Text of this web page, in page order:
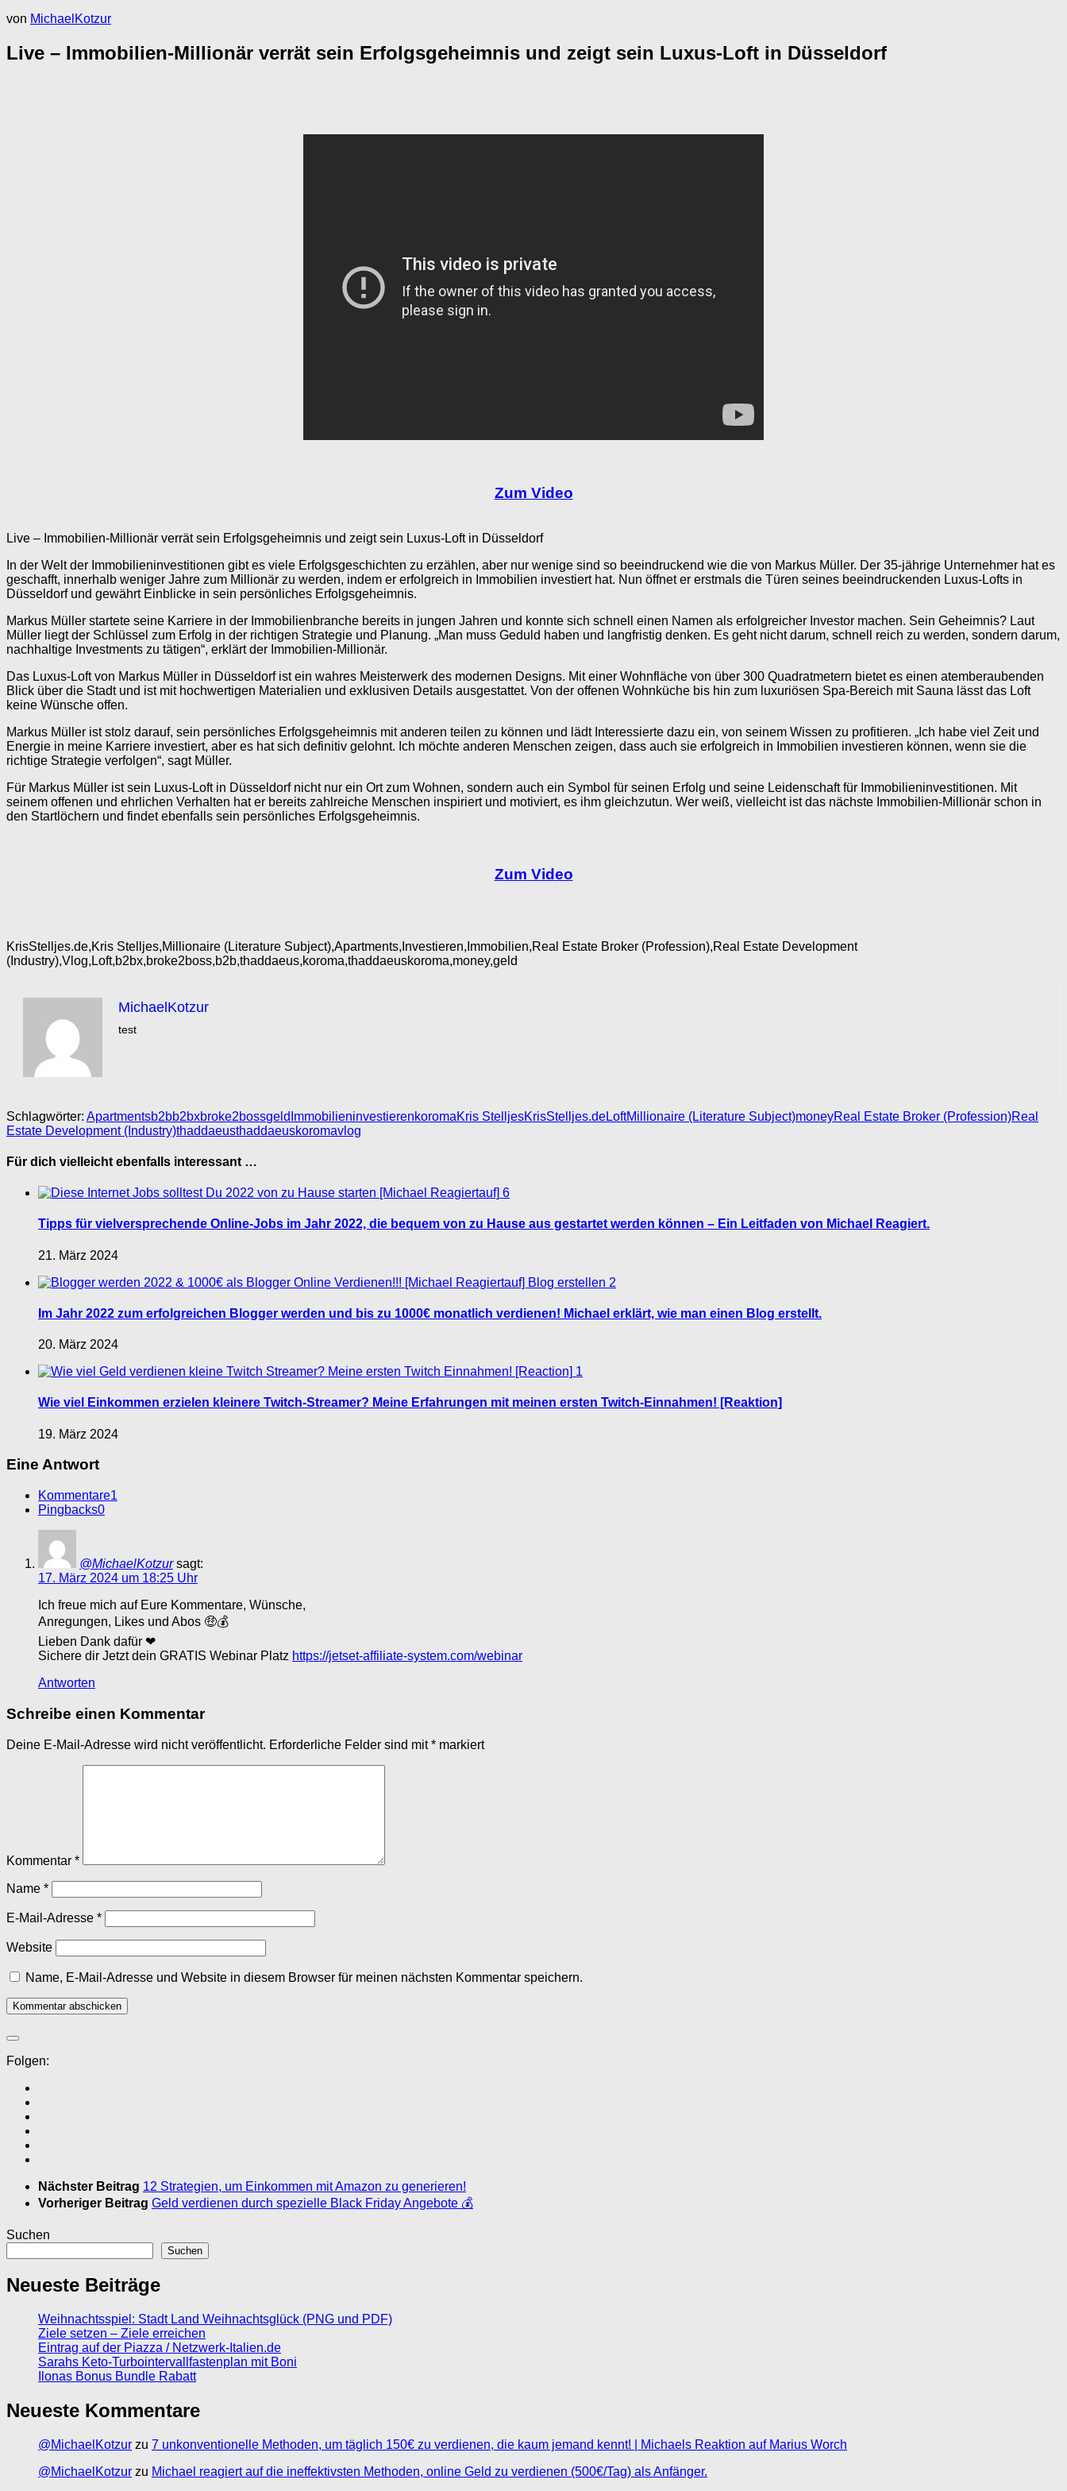
von MichaelKotzur
Live – Immobilien-Millionär verrät sein Erfolgsgeheimnis und zeigt sein Luxus-Loft in Düsseldorf
Zum Video
Live – Immobilien-Millionär verrät sein Erfolgsgeheimnis und zeigt sein Luxus-Loft in Düsseldorf
In der Welt der Immobilieninvestitionen gibt es viele Erfolgsgeschichten zu erzählen, aber nur wenige sind so beeindruckend wie die von Markus Müller. Der 35-jährige Unternehmer hat es
geschafft, innerhalb weniger Jahre zum Millionär zu werden, indem er erfolgreich in Immobilien investiert hat. Nun öffnet er erstmals die Türen seines beeindruckenden Luxus-Lofts in
Düsseldorf und gewährt Einblicke in sein persönliches Erfolgsgeheimnis.
Markus Müller startete seine Karriere in der Immobilienbranche bereits in jungen Jahren und konnte sich schnell einen Namen als erfolgreicher Investor machen. Sein Geheimnis? Laut
Müller liegt der Schlüssel zum Erfolg in der richtigen Strategie und Planung. „Man muss Geduld haben und langfristig denken. Es geht nicht darum, schnell reich zu werden, sondern darum,
nachhaltige Investments zu tätigen“, erklärt der Immobilien-Millionär.
Das Luxus-Loft von Markus Müller in Düsseldorf ist ein wahres Meisterwerk des modernen Designs. Mit einer Wohnfläche von über 300 Quadratmetern bietet es einen atemberaubenden
Blick über die Stadt und ist mit hochwertigen Materialien und exklusiven Details ausgestattet. Von der offenen Wohnküche bis hin zum luxuriösen Spa-Bereich mit Sauna lässt das Loft
keine Wünsche offen.
Markus Müller ist stolz darauf, sein persönliches Erfolgsgeheimnis mit anderen teilen zu können und lädt Interessierte dazu ein, von seinem Wissen zu profitieren. „Ich habe viel Zeit und
Energie in meine Karriere investiert, aber es hat sich definitiv gelohnt. Ich möchte anderen Menschen zeigen, dass auch sie erfolgreich in Immobilien investieren können, wenn sie die
richtige Strategie verfolgen“, sagt Müller.
Für Markus Müller ist sein Luxus-Loft in Düsseldorf nicht nur ein Ort zum Wohnen, sondern auch ein Symbol für seinen Erfolg und seine Leidenschaft für Immobilieninvestitionen. Mit
seinem offenen und ehrlichen Verhalten hat er bereits zahlreiche Menschen inspiriert und motiviert, es ihm gleichzutun. Wer weiß, vielleicht ist das nächste Immobilien-Millionär schon in
den Startlöchern und findet ebenfalls sein persönliches Erfolgsgeheimnis.
Zum Video
KrisStelljes.de,Kris Stelljes,Millionaire (Literature Subject),Apartments,Investieren,Immobilien,Real Estate Broker (Profession),Real Estate Development
(Industry),Vlog,Loft,b2bx,broke2boss,b2b,thaddaeus,koroma,thaddaeuskoroma,money,geld
MichaelKotzur
test
Schlagwörter: Apartmentsb2bb2bxbroke2bossgeld ImmobilieninvestierenkoromaKris StelljesKrisStelljes.deLoftMillionaire (Literature Subject)moneyReal Estate Broker (Profession)Real
Estate Development (Industry)thaddaeusthaddaeuskoromavlog
Für dich vielleicht ebenfalls interessant …
6
Tipps für vielversprechende Online-Jobs im Jahr 2022, die bequem von zu Hause aus gestartet werden können – Ein Leitfaden von Michael Reagiert.
21. März 2024
2
Im Jahr 2022 zum erfolgreichen Blogger werden und bis zu 1000€ monatlich verdienen! Michael erklärt, wie man einen Blog erstellt.
20. März 2024
1
Wie viel Einkommen erzielen kleinere Twitch-Streamer? Meine Erfahrungen mit meinen ersten Twitch-Einnahmen! [Reaktion]
19. März 2024
Eine Antwort
Kommentare1
Pingbacks0
@MichaelKotzur sagt:
17. März 2024 um 18:25 Uhr
Ich freue mich auf Eure Kommentare, Wünsche,
Anregungen, Likes und Abos 🤑💰
Lieben Dank dafür ❤
Sichere dir Jetzt dein GRATIS Webinar Platz https://jetset-affiliate-system.com/webinar
Antworten
Schreibe einen Kommentar
Deine E-Mail-Adresse wird nicht veröffentlicht. Erforderliche Felder sind mit* markiert
Kommentar *
Name *
E-Mail-Adresse *
Website
Name, E-Mail-Adresse und Website in diesem Browser für meinen nächsten Kommentar speichern.
Folgen:
Nächster Beitrag 12 Strategien, um Einkommen mit Amazon zu generieren!
Vorheriger Beitrag Geld verdienen durch spezielle Black Friday Angebote 💰
Suchen
Suchen
Neueste Beiträge
Weihnachtsspiel: Stadt Land Weihnachtsglück (PNG und PDF)
Ziele setzen – Ziele erreichen
Eintrag auf der Piazza / Netzwerk-Italien.de
Sarahs Keto-Turbointervallfastenplan mit Boni
Ilonas Bonus Bundle Rabatt
Neueste Kommentare
@MichaelKotzur zu 7 unkonventionelle Methoden, um täglich 150€ zu verdienen, die kaum jemand kennt! | Michaels Reaktion auf Marius Worch
@MichaelKotzur zu Michael reagiert auf die ineffektivsten Methoden, online Geld zu verdienen (500€/Tag) als Anfänger.